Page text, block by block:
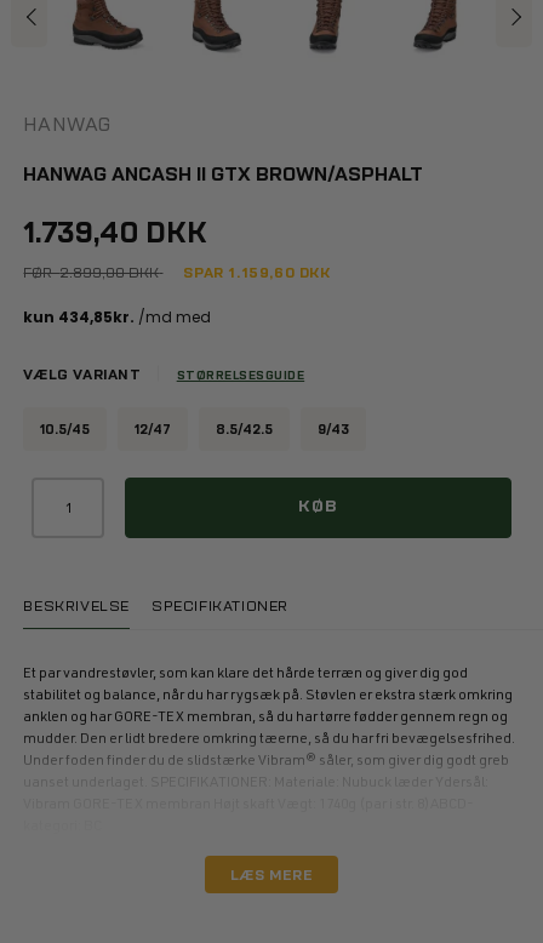
HANWAG
HANWAG ANCASH II GTX BROWN/ASPHALT
1.739,40 DKK
FØR2.899,00 DKK SPAR 1.159,60 DKK
VÆLG VARIANT STØRRELSESGUIDE
10.5/45 12/47 8.5/42.5 9/43
KØB
BESKRIVELSE SPECIFIKATIONER
Et par vandrestøvler, som kan klare det hårde terræn og giver dig god
stabilitet og balance, når du har rygsæk på. Støvlen er ekstra stærk omkring
anklen og har GORE-TEX membran, så du har tørre fødder gennem regn og
mudder. Den er lidt bredere omkring tæerne, så du har fri bevægelsesfrihed.
Under foden finder du de slidstærke Vibram® såler, som giver dig godt greb
LÆS MERE